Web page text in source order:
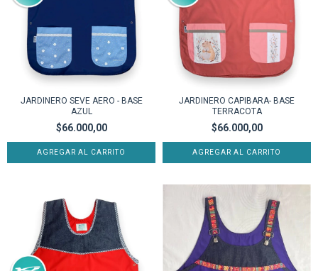
JARDINERO SEVE AERO - BASE
AZUL
$66.000,00
AGREGAR AL CARRITO
JARDINERO CAPIBARA- BASE
TERRACOTA
$66.000,00
AGREGAR AL CARRITO